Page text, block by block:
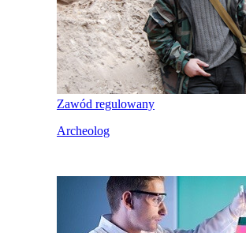
Zawód regulowany
Archeolog